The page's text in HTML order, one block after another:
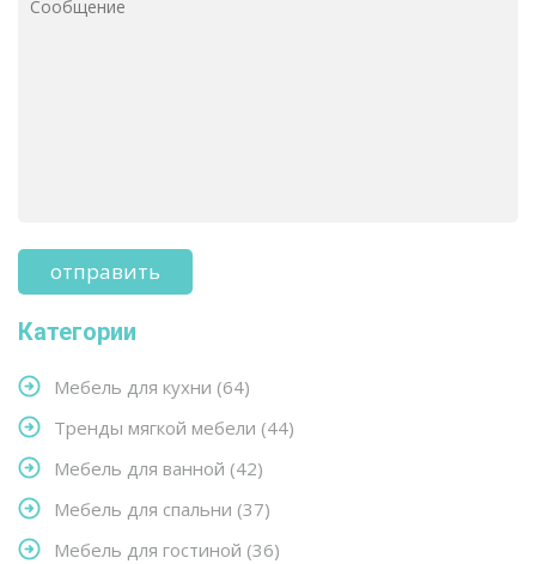
Категории
Мебель для кухни (64)
Тренды мягкой мебели (44)
Мебель для ванной (42)
Мебель для спальни (37)
Мебель для гостиной (36)